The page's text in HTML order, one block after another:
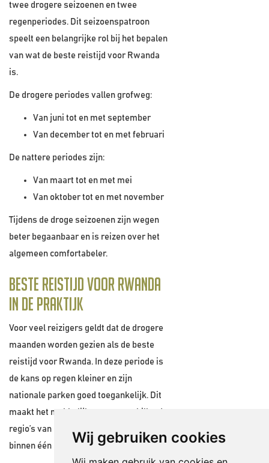
Wij gebruiken cookies
twee drogere seizoenen en twee
regenperiodes. Dit seizoenspatroon
speelt een belangrijke rol bij het bepalen
van wat de beste reistijd voor Rwanda
is.
De drogere periodes vallen grofweg:
Van juni tot en met september
Van december tot en met februari
De nattere periodes zijn:
Van maart tot en met mei
Van oktober tot en met november
Tijdens de droge seizoenen zijn wegen
beter begaanbaar en is reizen over het
algemeen comfortabeler.
Beste reistijd voor Rwanda
in de praktijk
Voor veel reizigers geldt dat de drogere
maanden worden gezien als de beste
reistijd voor Rwanda. In deze periode is
de kans op regen kleiner en zijn
nationale parken goed toegankelijk. Dit
maakt het makkelijker om verschillende
regio’s van het land te combineren
binnen één reis.